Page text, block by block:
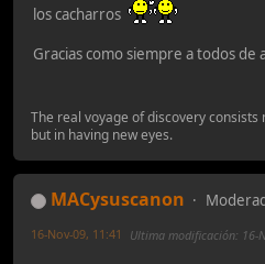
los cacharros
Gracias como siempre a todos de
The real voyage of discovery consists
but in having new eyes.
MACysuscanon
16-Nov-09, 11:41 Ultima modificación: 16-